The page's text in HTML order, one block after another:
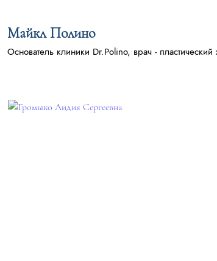
Майкл Полино
Основатель клиники Dr.Polino, врач - пластический